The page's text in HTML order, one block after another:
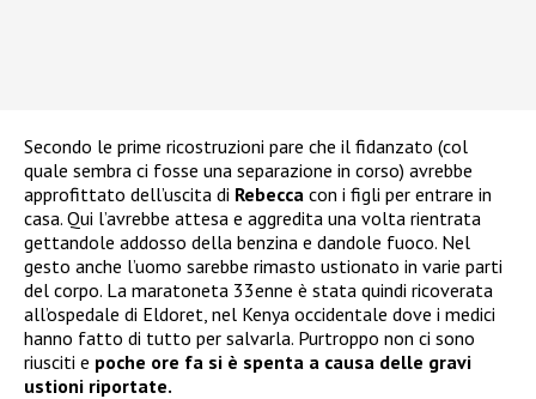
Secondo le prime ricostruzioni pare che il fidanzato (col
quale sembra ci fosse una separazione in corso) avrebbe
approfittato dell’uscita di Rebecca con i figli per entrare in
casa. Qui l’avrebbe attesa e aggredita una volta rientrata
gettandole addosso della benzina e dandole fuoco. Nel
gesto anche l’uomo sarebbe rimasto ustionato in varie parti
del corpo. La maratoneta 33enne è stata quindi ricoverata
all’ospedale di Eldoret, nel Kenya occidentale dove i medici
hanno fatto di tutto per salvarla. Purtroppo non ci sono
riusciti e poche ore fa si è spenta a causa delle gravi
ustioni riportate.